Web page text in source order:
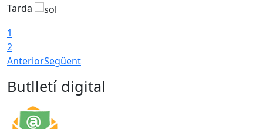
Tarda
1
2
AnteriorSegüent
Butlletí digital